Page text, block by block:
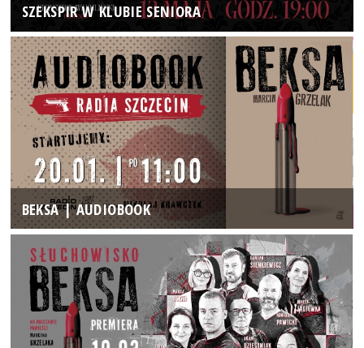
SZEKSPIR W KLUBIE SENIORA
BEKSA | AUDIOBOOK